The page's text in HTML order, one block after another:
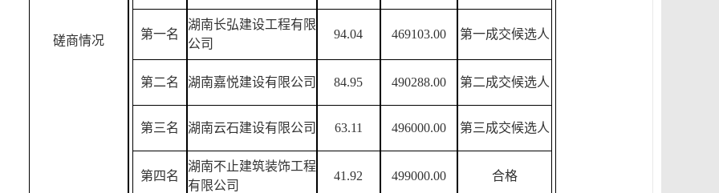
磋商情况 第一名
湖南长弘建设工程有限
公司
94.04 469103.00 第一成交候选人
第二名 湖南嘉悦建设有限公司 84.95 490288.00 第二成交候选人
第三名 湖南云石建设有限公司 63.11 496000.00 第三成交候选人
第四名
湖南不止建筑装饰工程
有限公司
41.92 499000.00 合格